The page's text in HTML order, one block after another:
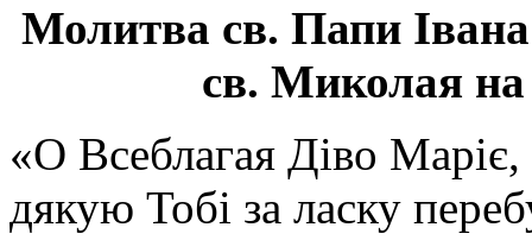
Молитва св. Папи
св. Миколая на
«О Всеблагая Діво
дякую Тобі за ласку